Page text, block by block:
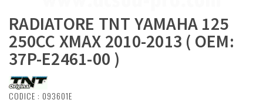
RADIATORE TNT YAMAHA 125
250CC XMAX 2010-2013 ( OEM:
37P-E2461-00 )
CODICE : 093601E